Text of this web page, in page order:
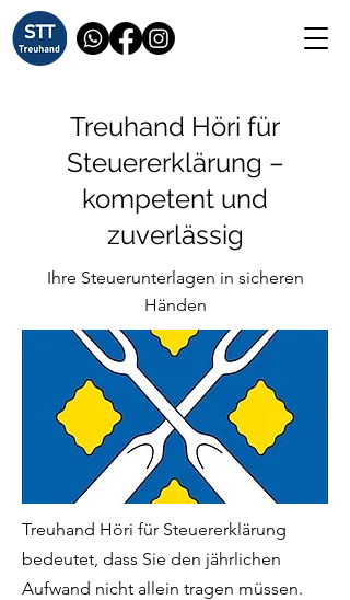
Treuhand Höri für
Steuererklärung –
kompetent und
zuverlässig
Ihre Steuerunterlagen in sicheren
Händen
Treuhand Höri für Steuererklärung
bedeutet, dass Sie den jährlichen
Aufwand nicht allein tragen müssen.